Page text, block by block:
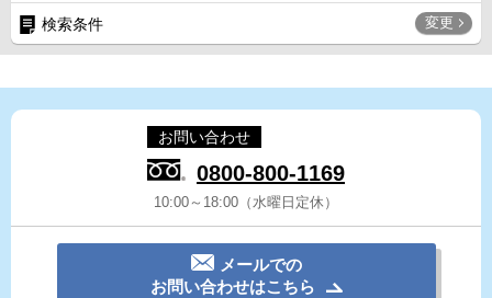
検索条件 変更
お問い合わせ
0800-800-1169
10:00～18:00（水曜日定休）
メールでの
お問い合わせはこちら